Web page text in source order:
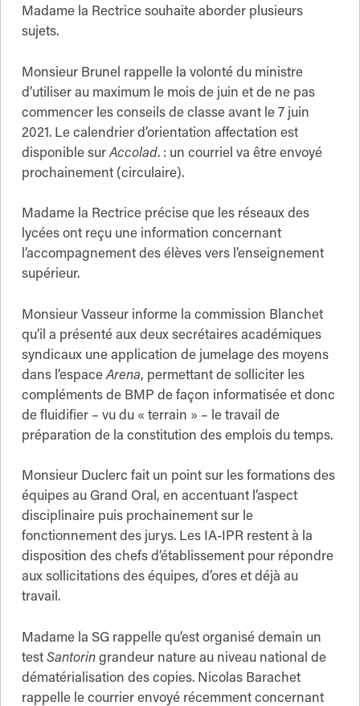
Madame la Rectrice souhaite aborder plusieurs
sujets.
Monsieur Brunel rappelle la volonté du ministre
d’utiliser au maximum le mois de juin et de ne pas
commencer les conseils de classe avant le 7 juin
2021. Le calendrier d’orientation affectation est
disponible surAccolad. : un courriel va être envoyé
prochainement (circulaire).
Madame la Rectrice précise que les réseaux des
lycées ont reçu une information concernant
l’accompagnement des élèves vers l’enseignement
supérieur.
Monsieur Vasseur informe la commission Blanchet
qu’il a présenté aux deux secrétaires académiques
syndicaux une application de jumelage des moyens
dans l’espaceArena, permettant de solliciter les
compléments de BMP de façon informatisée et donc
de fluidifier – vu du « terrain » – le travail de
préparation de la constitution des emplois du temps.
Monsieur Duclerc fait un point sur les formations des
équipes au Grand Oral, en accentuant l’aspect
disciplinaire puis prochainement sur le
fonctionnement des jurys. Les IA-IPR restent à la
disposition des chefs d’établissement pour répondre
aux sollicitations des équipes, d’ores et déjà au
travail.
Madame la SG rappelle qu’est organisé demain un
test Santoringrandeur nature au niveau national de
dématérialisation des copies. Nicolas Barachet
rappelle le courrier envoyé récemment concernant